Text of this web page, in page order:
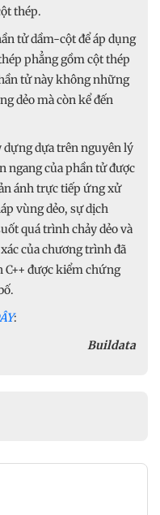
thép.
tử dầm-cột để áp dụng
phẳng gồm cột thép
tử này không những
dẻo mà còn kể đến
dựng dựa trên nguyên lý
ngang của phần tử được
ánh trực tiếp ứng xử
vùng dẻo, sự dịch
quá trình chảy dẻo và
của chương trình đã
được kiểm chứng
:
Buildata